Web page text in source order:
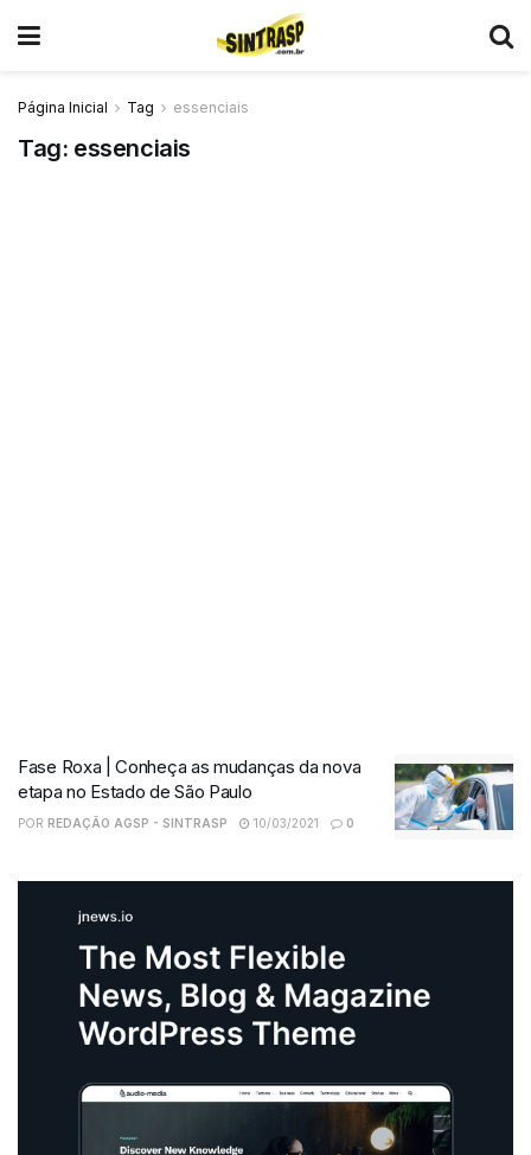
Página Inicial Tag essenciais
Tag: essenciais
Fase Roxa | Conheça as mudanças da nova
etapa no Estado de São Paulo
POR REDAÇÃO AGSP - SINTRASP 10/03/2021 0